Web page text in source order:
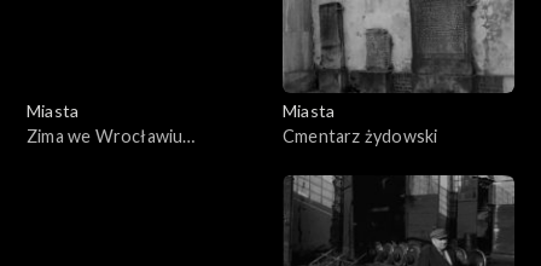
Miasta
Zima we Wrocławiu
Miasta
Cmentarz żydowski